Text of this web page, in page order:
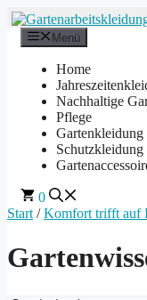
Zum
Inhalt
springen
Menü
Home
Nachhaltige
Pflege
Gartenkleidung
Schutzkleidung
0
Start /Komfort trifft auf